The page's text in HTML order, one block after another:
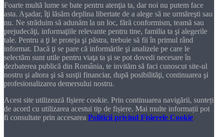
Foarte multă lume se bate pentru atenţia ta, dar noi nu putem face
asta. Aşadar, îţi lăsăm deplina libertate de a alege să ne urmăreşti sau
nu. Ne străduim să adunăm la un loc, fără conformism, teamă sau
prejudecăţi, informaţiile relevante pentru tine, familia ta şi alegerile
tale. Pentru a ţi le proteja şi păstra, trebuie să fii în primul rând
informat. Dacă ţi se pare că informările şi analizele pe care le
selectăm sunt utile pentru viaţa ta şi se pot dovedi necesare în
dezbaterea publică din România, te invităm să faci cunoscut site-ul
nostru şi altora şi să susţii financiar, după posibilităţi, continuarea şi
profesionalizarea demersului nostru.
Acest site utilizează fișiere cookie. Prin continuarea navigării, sunteți
de acord cu utilizarea acestui tip de fișiere. Mai multe informații pot
fi consultate prin accesarea Politicii privind Fișierele Cookie